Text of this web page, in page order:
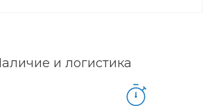
и логистика